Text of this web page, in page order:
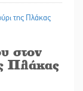
στον
Πλάκας